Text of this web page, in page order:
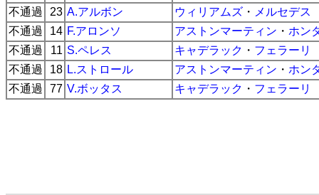
不通過
23 A.アルボン ウィリアムズ ・ メルセデス
不通過
14 F.アロンソ アストンマーティン ・ ホン
不通過
11 S.ペレス キャデラック ・ フェラーリ
不通過
18 L.ストロール アストンマーティン ・ ホン
不通過
77 V.ボッタス キャデラック ・ フェラーリ